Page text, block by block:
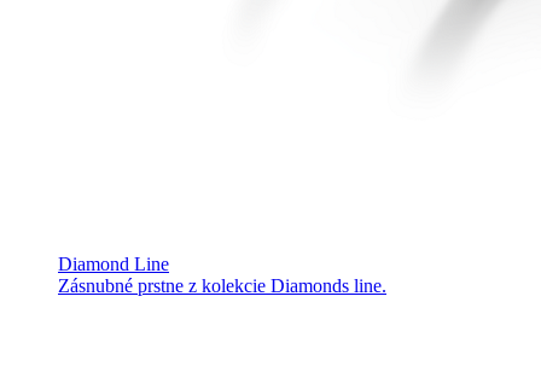
Diamond Line
Zásnubné prstne z kolekcie Diamonds line.